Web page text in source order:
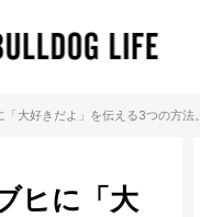
大好きだよ」を伝える3つの方法。
ヒに「大